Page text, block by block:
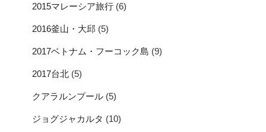
2015マレーシア旅行 (6)
2016釜山・大邱 (5)
2017ベトナム・フーコック島 (9)
2017台北 (5)
クアラルンプール (5)
ジョグジャカルタ (10)